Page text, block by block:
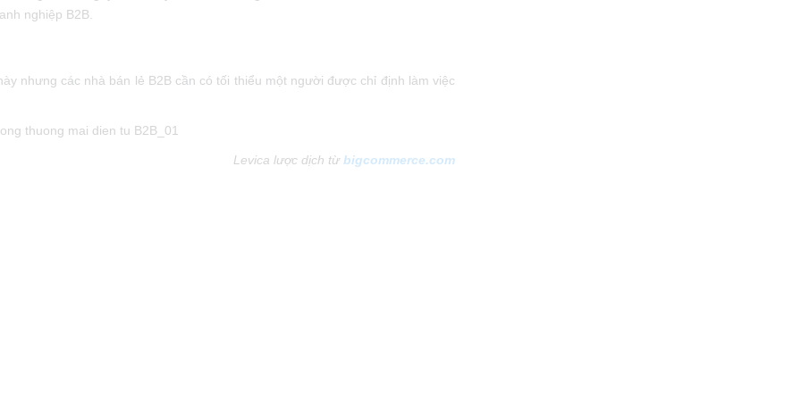
nghiệp B2B.
nhưng các nhà bán lẻ B2B cần có tối thiểu một người được chỉ định làm việc
Levica lược dịch từ bigcommerce.com